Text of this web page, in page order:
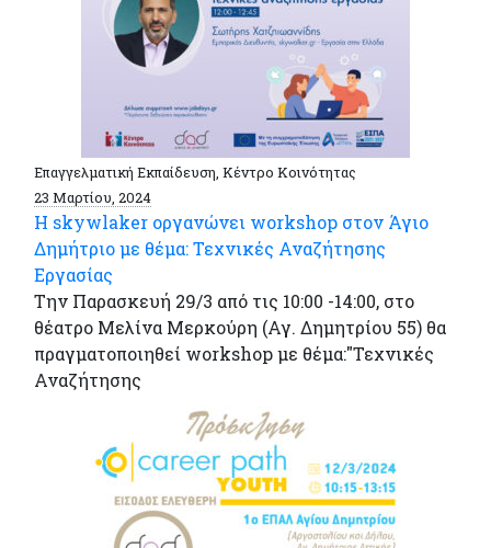
Επαγγελματική Εκπαίδευση, Κέντρο Κοινότητας
23 Μαρτίου, 2024
Η skywlaker οργανώνει workshop στον Άγιο
Δημήτριο με θέμα: Τεχνικές Αναζήτησης
Εργασίας
Την Παρασκευή 29/3 από τις 10:00 -14:00, στο
θέατρο Μελίνα Μερκούρη (Αγ. Δημητρίου 55) θα
πραγματοποιηθεί workshop με θέμα:"Τεχνικές
Αναζήτησης